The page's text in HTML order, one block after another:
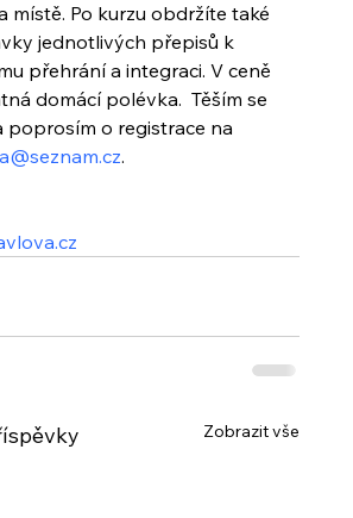
místě. Po kurzu obdržíte také
jednotlivých přepisů k
přehrání a integraci. V ceně
domácí polévka.  Těším se
poprosím o registrace na
.
Zobrazit vše